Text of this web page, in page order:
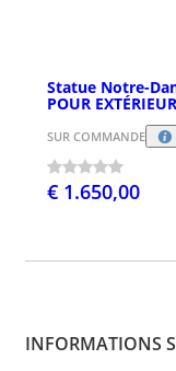
Statue Notre-
POUR EXTÉRIEUR
SUR COMMANDE
€ 1.650,00
INFORMATIONS